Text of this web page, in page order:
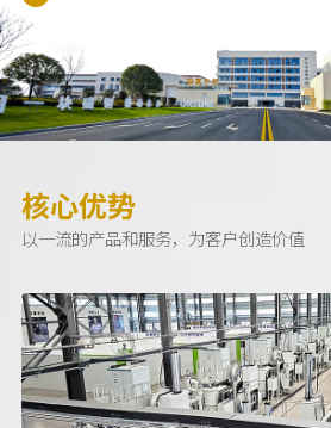
核心优势
以一流的产品和服务，为客户创造价值